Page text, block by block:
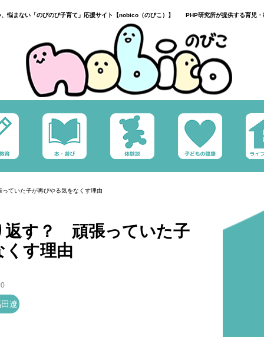
、悩まない「のびのび子育て」応援サイト【nobico（のびこ）】 PHP研究所が提供する育児・
ていた子が再びやる気をなくす理由
返す？ 頑張っていた子
くす理由
遼